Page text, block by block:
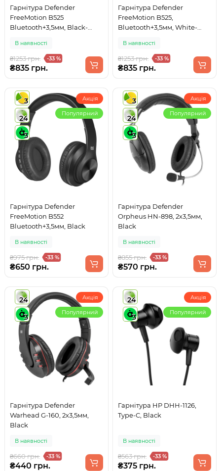
Гарнітура Defender
FreeMotion B525
Bluetooth+3,5мм, Black-
В наявності
₴1253 грн. -33 %
₴835 грн.
Гарнітура Defender
FreeMotion B525,
Bluetooth+3,5мм, White-
В наявності
₴1253 грн. -33 %
₴835 грн.
3
24
3
Акція
Популярний
Гарнітура Defender
FreeMotion B552
Bluetooth+3,5мм, Black
В наявності
₴975 грн. -33 %
₴650 грн.
3
24
3
Акція
Популярний
Гарнітура Defender
Orpheus HN-898, 2х3,5мм,
Black
В наявності
₴855 грн. -33 %
₴570 грн.
24
3
Акція
Популярний
Гарнітура Defender
Warhead G-160, 2х3,5мм,
Black
В наявності
₴660 грн. -33 %
₴440 грн.
24
3
Акція
Популярний
Гарнітура HP DHH-1126,
Type-C, Black
В наявності
₴563 грн. -33 %
₴375 грн.